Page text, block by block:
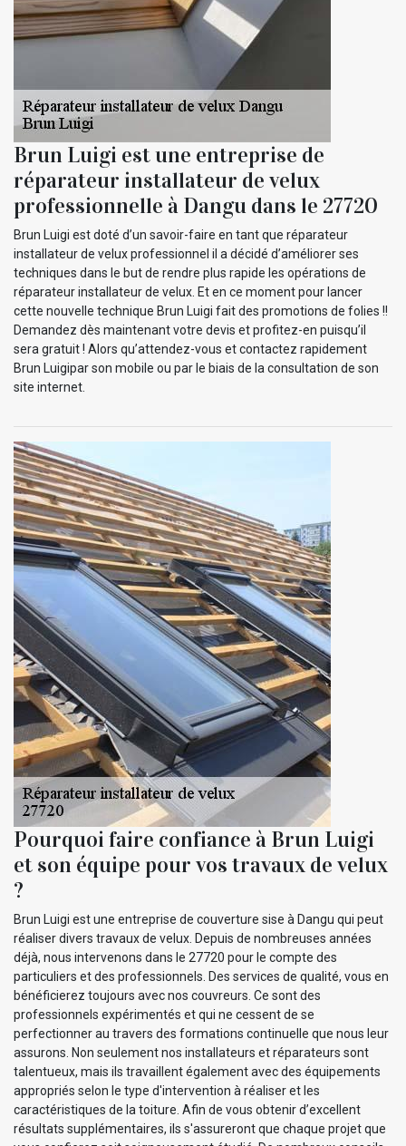
Brun Luigi est une entreprise de
réparateur installateur de velux
professionnelle à Dangu dans le 27720
Brun Luigi est doté d’un savoir-faire en tant que réparateur
installateur de velux professionnel il a décidé d’améliorer ses
techniques dans le but de rendre plus rapide les opérations de
réparateur installateur de velux. Et en ce moment pour lancer
cette nouvelle technique Brun Luigi fait des promotions de folies !!
Demandez dès maintenant votre devis et profitez-en puisqu’il
sera gratuit ! Alors qu’attendez-vous et contactez rapidement
Brun Luigipar son mobile ou par le biais de la consultation de son
site internet.
Pourquoi faire confiance à Brun Luigi
et son équipe pour vos travaux de velux
?
Brun Luigi est une entreprise de couverture sise à Dangu qui peut
réaliser divers travaux de velux. Depuis de nombreuses années
déjà, nous intervenons dans le 27720 pour le compte des
particuliers et des professionnels. Des services de qualité, vous en
bénéficierez toujours avec nos couvreurs. Ce sont des
professionnels expérimentés et qui ne cessent de se
perfectionner au travers des formations continuelle que nous leur
assurons. Non seulement nos installateurs et réparateurs sont
talentueux, mais ils travaillent également avec des équipements
appropriés selon le type d'intervention à réaliser et les
caractéristiques de la toiture. Afin de vous obtenir d’excellent
résultats supplémentaires, ils s'assureront que chaque projet que